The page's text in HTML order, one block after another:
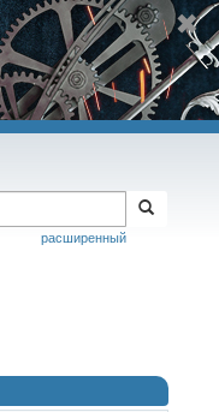
расширенный